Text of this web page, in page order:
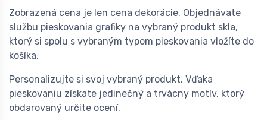
Zobrazená cena je len cena dekorácie. Objednávate
službu pieskovania grafiky na vybraný produkt skla,
ktorý si spolu s vybraným typom pieskovania vložíte do
košíka.
Personalizujte si svoj vybraný produkt. Vďaka
pieskovaniu získate jedinečný a trvácny motív, ktorý
obdarovaný určite ocení.